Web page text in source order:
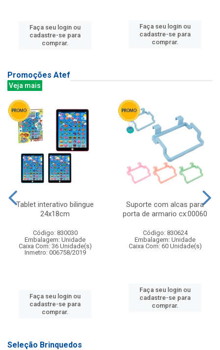
Faça seu login ou
cadastre-se para
comprar.
Faça seu login ou
cadastre-se para
comprar.
Promoções Atef
Veja mais
Tablet interativo bilingue
24x18cm
Código: 830030
Embalagem: Unidade
Caixa Com: 36 Unidade(s)
Inmetro: 006758/2019
Faça seu login ou
cadastre-se para
comprar.
Suporte com alcas para
porta de armario cx:00060
Código: 830624
Embalagem: Unidade
Caixa Com: 60 Unidade(s)
Faça seu login ou
cadastre-se para
comprar.
Seleção Brinquedos